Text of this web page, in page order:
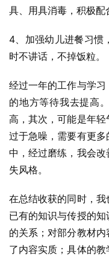
具、用具消毒，积极配
4、加强幼儿进餐习惯
时不讲话，不掉饭粒。
经过一年的工作与学
的地方等待我去提高
高，其次，可能是年
过于急噪，需要有更
中，经过磨练，我会
失风格。
在总结收获的同时，
已有的知识与传授的
的关系；对部分教材
了内容实质；具体的